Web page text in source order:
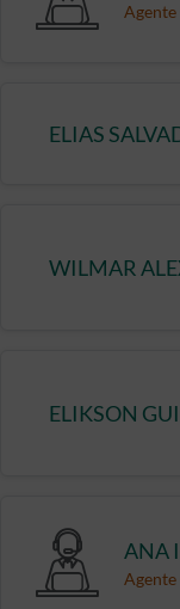
Agente
ELIAS
WILMAR
ELIKSON
ANA
Agente